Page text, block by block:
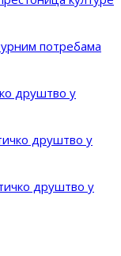
потребама
друштво у
друштво у
друштво у